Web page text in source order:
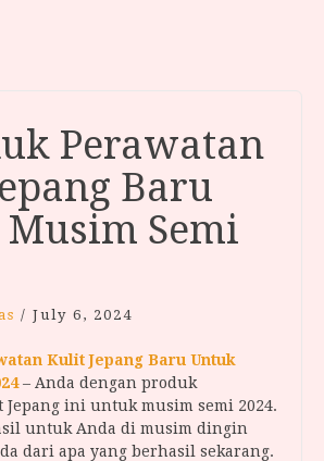
Perawatan
Baru
Semi
/ July 6, 2024
Kulit Jepang Baru Untuk
– Anda dengan produk
ini untuk musim semi 2024.
untuk Anda di musim dingin
dari apa yang berhasil sekarang.